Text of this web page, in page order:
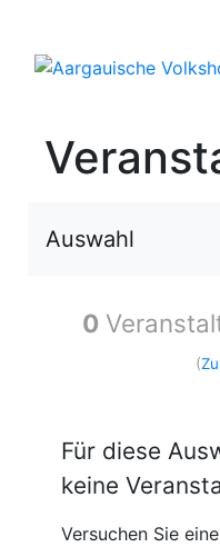
Auswahl
0
(
Für diese
keine
Versuchen Sie